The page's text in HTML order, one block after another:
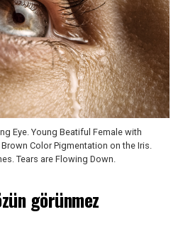
Eye. Young Beatiful Female with
Color Pigmentation on the Iris.
Tears are Flowing Down.
görünmez